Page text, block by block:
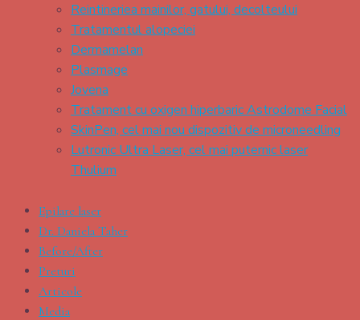
Reintineriea mainilor, gatului, decolteului
Tratamentul alopeciei
Dermamelan
Plasmage
Jovena
Tratament cu oxigen hiperbaric Astrodome Facial
SkinPen, cel mai nou dispozitiv de microneedling
Lutronic Ultra Laser, cel mai puternic laser
Thulium
Epilare laser
Dr. Daniela Taher
Before/After
Preturi
Articole
Media